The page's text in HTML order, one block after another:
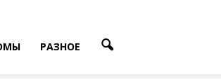
РАЗНОЕ